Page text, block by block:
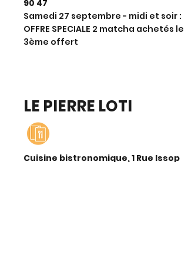
90 47
Samedi 27 septembre - midi et soir :
OFFRE SPECIALE 2 matcha achetés le
3ème offert
LE PIERRE LOTI
Cuisine bistronomique,1 Rue Issop